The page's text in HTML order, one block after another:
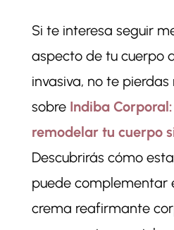
Si te interesa seguir
aspecto de tu cuerpo
invasiva, no te
sobre Indiba
remodelar tu cuerpo
Descubrirás cómo
puede complementar
crema reafirmante